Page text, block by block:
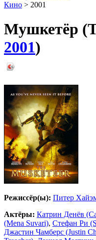
Кино > 2001
Мушкетёр
2001)
Режиссёр(ы): Питер
Актёры: Катрин Денёв
(Mena Suvari), Стефан Ри
Джастин Чамберс (Justin